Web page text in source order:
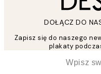
DOŁĄCZ DO
Zapisz się do naszego
plakaty